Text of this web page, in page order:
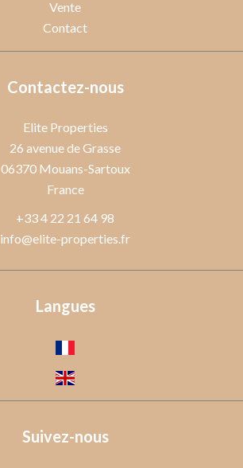
Vente
Contact
Contactez-nous
Elite Properties
26 avenue de Grasse
06370Mouans-Sartoux
France
+33 4 22 21 64 98
info@elite-properties.fr
Langues
Suivez-nous